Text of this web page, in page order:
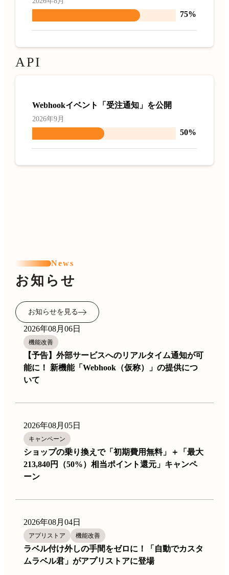
75%
API
Webhookイベント「受注通知」を公開
2026年9月
50%
News
お知らせ
お知らせを見る
2026年08月06日
機能改善
【予告】外部サービスへのリアルタイム通知が可
能に！ 新機能「Webhook（仮称）」の提供につ
いて
2026年08月05日
キャンペーン
ショップの乗り換えで「初期費用無料」＋「最大
213,840円（50%）相当ポイント還元」キャンペ
ーン
2026年08月04日
アプリストア 機能改善
ラベル付け外しの手間をゼロに！「自動でカスタ
ムラベル君」がアプリストアに登場